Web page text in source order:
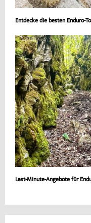
Entdecke die besten Enduro-
Last-Minute-Angebote für